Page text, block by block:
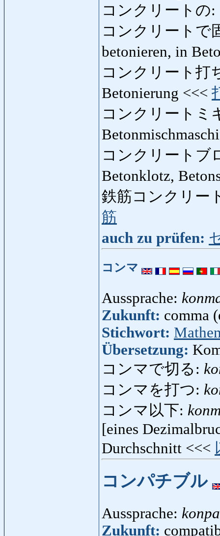
コンクリートの:
コンクリートで
betonieren, in
コンクリート打
Betonierung <<<
コンクリートミ
コンクリートブ
Betonklotz,
鉄筋コンクリー
筋
auch zu prüfen:
コンマ
Aussprache:
Zukunft: comma
Stichwort:
Übersetzung:
コンマで切る:
コンマを打つ:
コンマ以下:
[eines
Durchschnitt <<<
コンパチブル
Aussprache:
Zukunft: